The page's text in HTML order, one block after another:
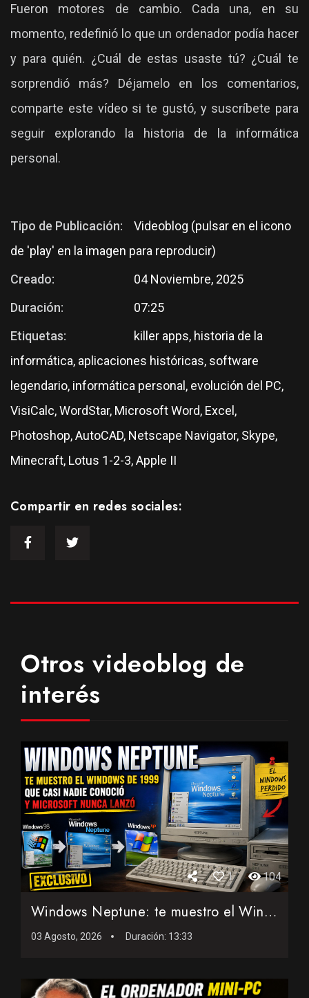
Fueron motores de cambio. Cada una, en su
momento, redefinió lo que un ordenador podía hacer
y para quién. ¿Cuál de estas usaste tú? ¿Cuál te
sorprendió más? Déjamelo en los comentarios,
comparte este vídeo si te gustó, y suscríbete para
seguir explorando la historia de la informática
personal.
Tipo de Publicación:
Videoblog (pulsar en el icono
de 'play' en la imagen para reproducir)
Creado:
04 Noviembre, 2025
Duración:
07:25
Etiquetas:
killer apps, historia de la
informática, aplicaciones históricas, software
legendario, informática personal, evolución del PC,
VisiCalc, WordStar, Microsoft Word, Excel,
Photoshop, AutoCAD, Netscape Navigator, Skype,
Minecraft, Lotus 1-2-3, Apple II
Compartir en redes sociales:
Otros videoblog de
interés
1 104
Windows Neptune: te muestro el Windows de 1999 que casi nadi...
03 Agosto, 2026 Duración: 13:33